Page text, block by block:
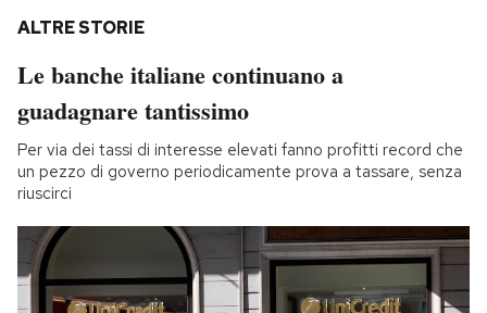
ALTRE STORIE
Le banche italiane continuano a
guadagnare tantissimo
Per via dei tassi di interesse elevati fanno profitti record che
un pezzo di governo periodicamente prova a tassare, senza
riuscirci